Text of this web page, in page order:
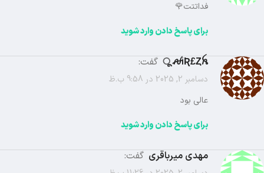
فداتتت🌹
برای پاسخ دادن وارد شوید
ꫛiƦ£Ȥꫝ ू گفت:
دسامبر 2, 2025 در 9:58 ب.ظ
عالی بود
برای پاسخ دادن وارد شوید
مهدی میرباقری گفت: